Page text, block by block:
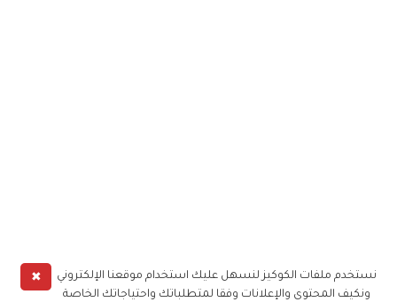
✖
نستخدم ملفات الكوكيز لنسهل عليك استخدام موقعنا الإلكتروني
ونكيف المحتوى والإعلانات وفقا لمتطلباتك واحتياجاتك الخاصة